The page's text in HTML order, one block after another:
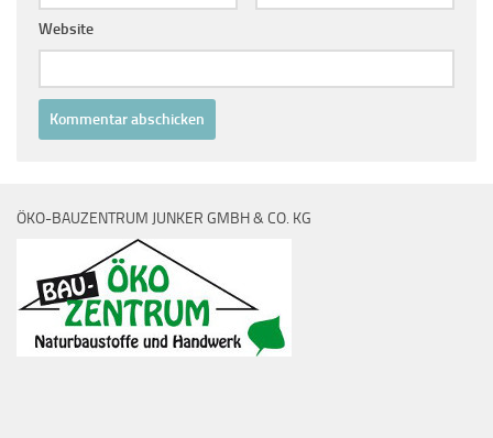
Website
ÖKO-BAUZENTRUM JUNKER GMBH & CO. KG